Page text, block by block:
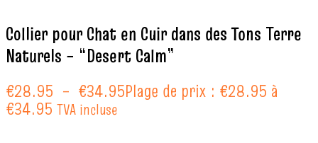
Collier pour Chat en Cuir dans des Tons Terre
Naturels – “Desert Calm”
€28.95 – €34.95Plage de prix : €28.95 à
€34.95 TVA incluse